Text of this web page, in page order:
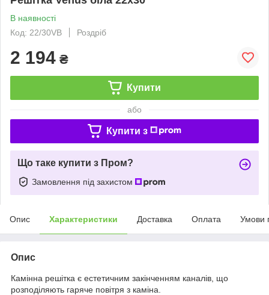
В наявності
Код: 22/30VB
Роздріб
2 194 ₴
Купити
або
Купити з
Що таке купити з Пром?
Замовлення під захистом
Опис Характеристики Доставка Оплата Умови
Опис
Камінна решітка є естетичним закінченням каналів, що
розподіляють гаряче повітря з каміна.